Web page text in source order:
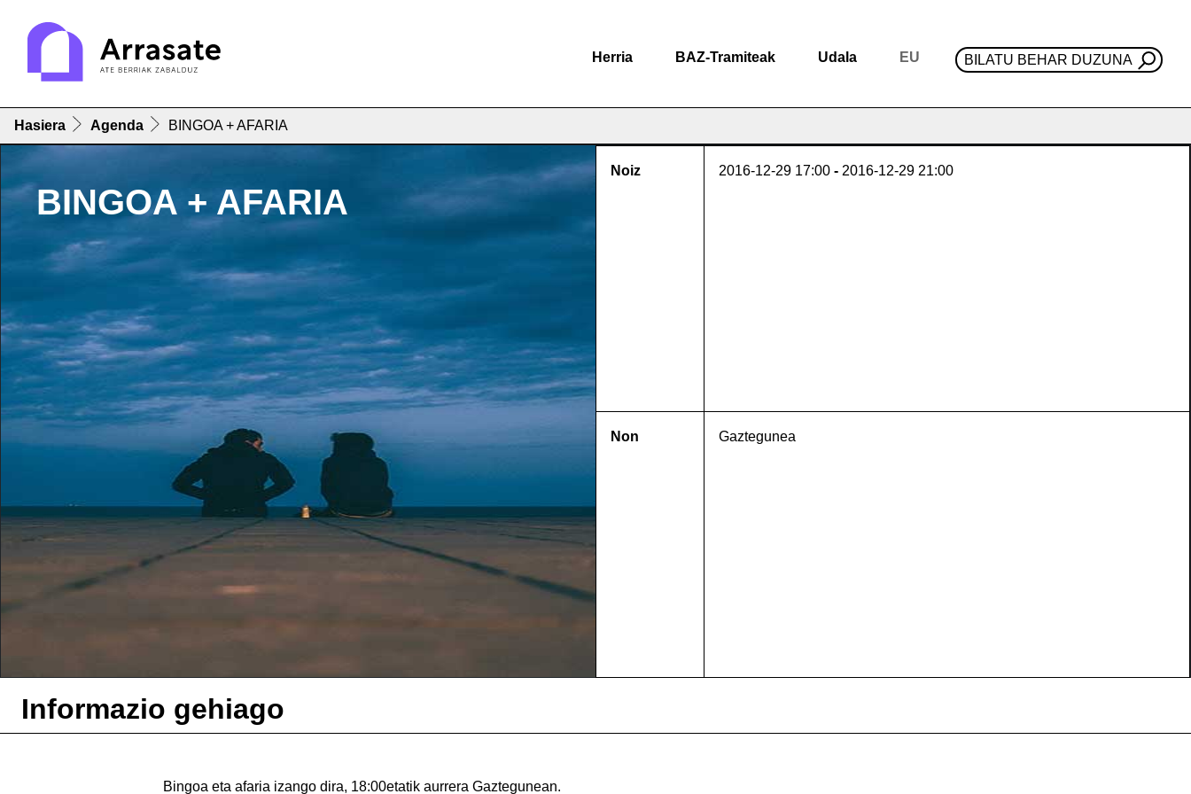
Herria BAZ-Tramiteak Udala EU BILATU BEHAR DUZUNA
Hasiera Agenda BINGOA + AFARIA
BINGOA + AFARIA
Noiz 2016-12-29 17:00 - 2016-12-29 21:00
Non Gaztegunea
Informazio gehiago
Bingoa eta afaria izango dira, 18:00etatik aurrera Gaztegunean.